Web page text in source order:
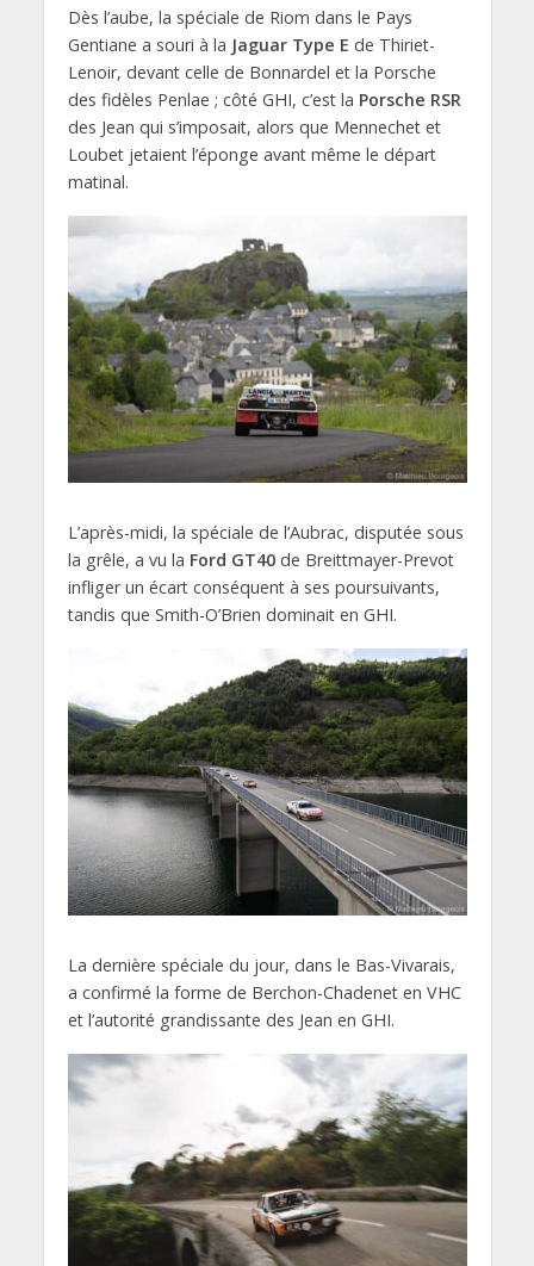
Dès l’aube, la spéciale de Riom dans le Pays
Gentiane a souri à la Jaguar Type E de Thiriet-
Lenoir, devant celle de Bonnardel et la Porsche
des fidèles Penlae ; côté GHI, c’est la Porsche RSR
des Jean qui s’imposait, alors que Mennechet et
Loubet jetaient l’éponge avant même le départ
matinal.
L’après-midi, la spéciale de l’Aubrac, disputée sous
la grêle, a vu la Ford GT40de Breittmayer-Prevot
infliger un écart conséquent à ses poursuivants,
tandis que Smith-O’Brien dominait en GHI.
La dernière spéciale du jour, dans le Bas-Vivarais,
a confirmé la forme de Berchon-Chadenet en VHC
et l’autorité grandissante des Jean en GHI.